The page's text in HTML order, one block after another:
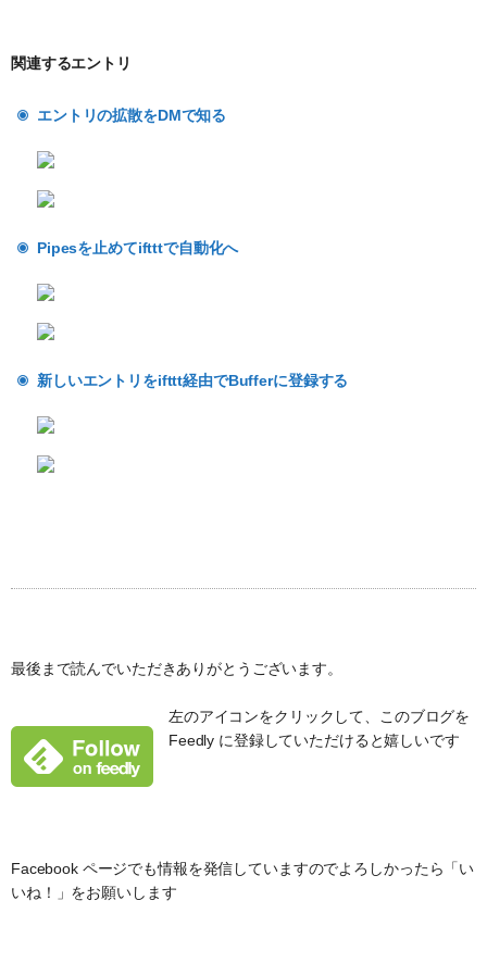
関連するエントリ
エントリの拡散をDMで知る
Pipesを止めてiftttで自動化へ
新しいエントリをifttt経由でBufferに登録する
最後まで読んでいただきありがとうございます。
左のアイコンをクリックして、このブログを
Feedly に登録していただけると嬉しいです
Facebook ページでも情報を発信していますのでよろしかったら「い
いね！」をお願いします